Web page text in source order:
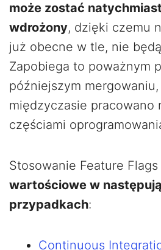
może zostać
wdrożony, dzięki czemu
już obecne w tle, nie
Zapobiega to poważnym
późniejszym
międzyczasie pracowano
częściami
Stosowanie Feature
wartościowe w
przypadkach:
Continuous